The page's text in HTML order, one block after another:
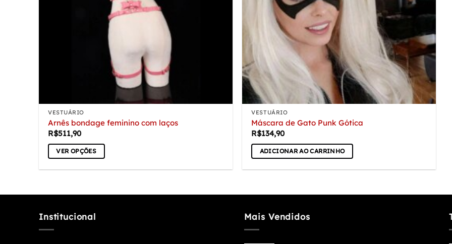
VESTUÁRIO
Arnês bondage feminino com laços
R$511,90
VER OPÇÕES
variantes.
VESTUÁRIO
Máscara de Gato Punk Gótica
R$134,90
ADICIONAR AO CARRINHO
Institucional Mais Vendidos